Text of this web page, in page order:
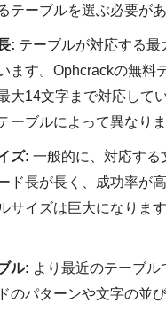
テーブルを選ぶ必要があ
: テーブルが対応する
ます。Ophcrackの無料
大14文字まで対応して
ーブルによって異なりま
ズ: 一般的に、対応する
ド長が長く、成功率が
サイズは巨大になりま
ル: より最近のテーブ
のパターンや文字の並